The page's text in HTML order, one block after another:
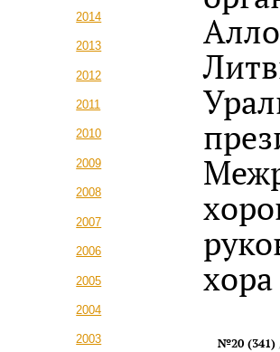
2014
2013
2012
2011
2010
2009
2008
2007
2006
2005
2004
2003
хора
№20 (341)